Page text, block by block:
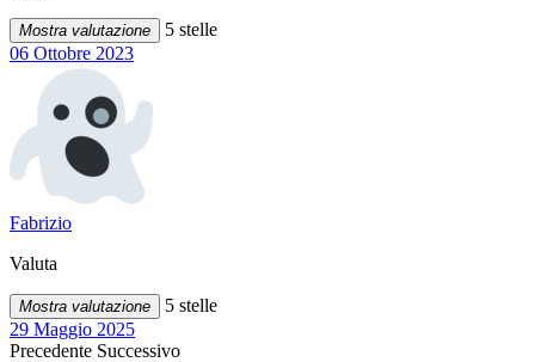
Mostra valutazione
5 stelle
06 Ottobre 2023
Fabrizio
Valuta
Mostra valutazione
5 stelle
29 Maggio 2025
Precedente Successivo